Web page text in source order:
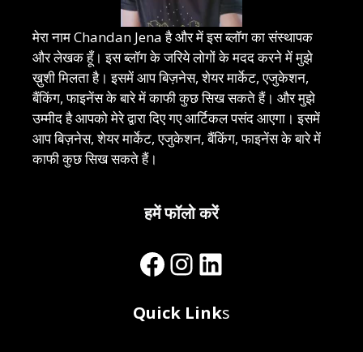
मेरा नाम Chandan Jena है और में इस ब्लॉग का संस्थापक
और लेखक हूँ। इस ब्लॉग के जरिये लोगों के मदद करने में मुझे
ख़ुशी मिलता है। इसमें आप बिज़नेस, शेयर मार्केट, एजुकेशन,
बैंकिंग, फाइनेंस के बारे में काफी कुछ सिख सकते हैं। और मुझे
उम्मीद है आपको मेरे द्वारा दिए गए आर्टिकल पसंद आएगा। इसमें
आप बिज़नेस, शेयर मार्केट, एजुकेशन, बैंकिंग, फाइनेंस के बारे में
काफी कुछ सिख सकते हैं।
हमें फॉलो करें
Facebook
Instagram
LinkedIn
Quick Links